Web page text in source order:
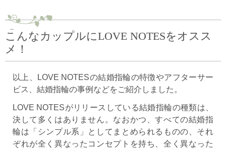
こんなカップルにLOVE NOTESをオスス
メ！
以上、LOVE NOTESの結婚指輪の特徴やアフターサー
ビス、結婚指輪の事例などをご紹介しました。
LOVE NOTESがリリースしている結婚指輪の種類は、
決して多くはありません。なおかつ、すべての結婚指
輪は「シンプル系」としてまとめられるものの、それ
ぞれが全く異なったコンセプトを持ち、全く異なった